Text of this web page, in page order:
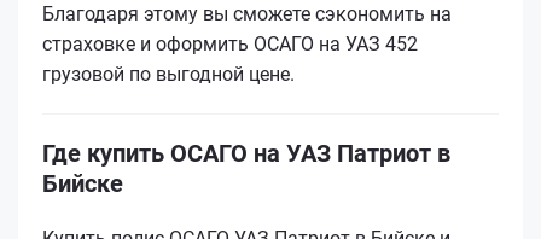
Благодаря этому вы сможете сэкономить на
страховке и оформить ОСАГО на УАЗ 452
грузовой по выгодной цене.
Где купить ОСАГО на УАЗ Патриот в
Бийске